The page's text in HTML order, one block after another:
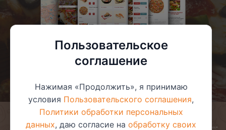
© 2025 ООО «Арена-пицца»
Пользовательское
соглашение
Нажимая «Продолжить», я принимаю
условия Пользовательского соглашения,
Политики обработки персональных
данных, даю согласие на обработку своих